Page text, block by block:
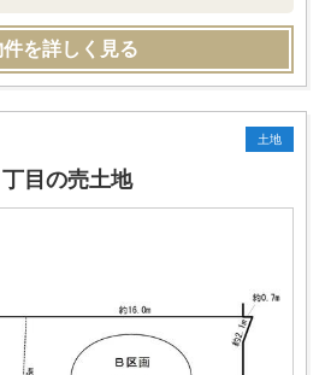
件を詳しく見る
土地
目の売土地